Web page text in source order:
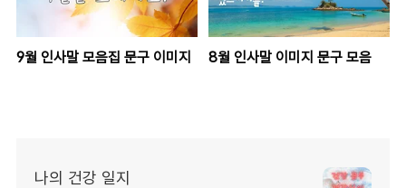
9월 인사말 모음집 문구 이미지 8월 인사말 이미지 문구 모음
나의 건강 일지